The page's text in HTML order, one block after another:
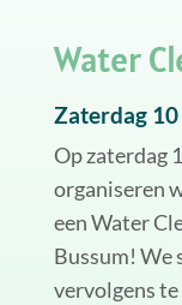
Water
Zaterdag 10
Op zaterdag
organiseren
een Water
Bussum! We
vervolgens te